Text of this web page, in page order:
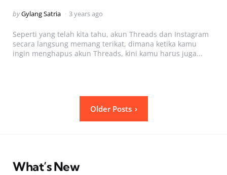
Posted
byGylang Satria 3 years ago
Seperti yang telah kita tahu, akun Threads dan Instagram
secara langsung memang terikat, dimana ketika kamu
ingin menghapus akun Threads, kini kamu harus juga...
Older Posts
What’s New